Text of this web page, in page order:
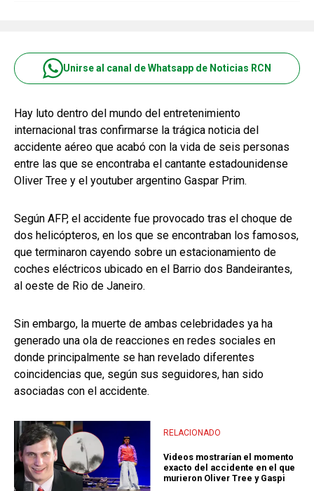
Unirse al canal de Whatsapp de Noticias RCN
Hay luto dentro del mundo del entretenimiento
internacional tras confirmarse la trágica noticia del
accidente aéreo que acabó con la vida de seis personas
entre las que se encontraba el cantante estadounidense
Oliver Tree y el youtuber argentino Gaspar Prim.
Según AFP, el accidente fue provocado tras el choque de
dos helicópteros, en los que se encontraban los famosos,
que terminaron cayendo sobre un estacionamiento de
coches eléctricos ubicado en el Barrio dos Bandeirantes,
al oeste de Rio de Janeiro.
Sin embargo, la muerte de ambas celebridades ya ha
generado una ola de reacciones en redes sociales en
donde principalmente se han revelado diferentes
coincidencias que, según sus seguidores, han sido
asociadas con el accidente.
RELACIONADO
Videos mostrarían el momento
exacto del accidente en el que
murieron Oliver Tree y Gaspi